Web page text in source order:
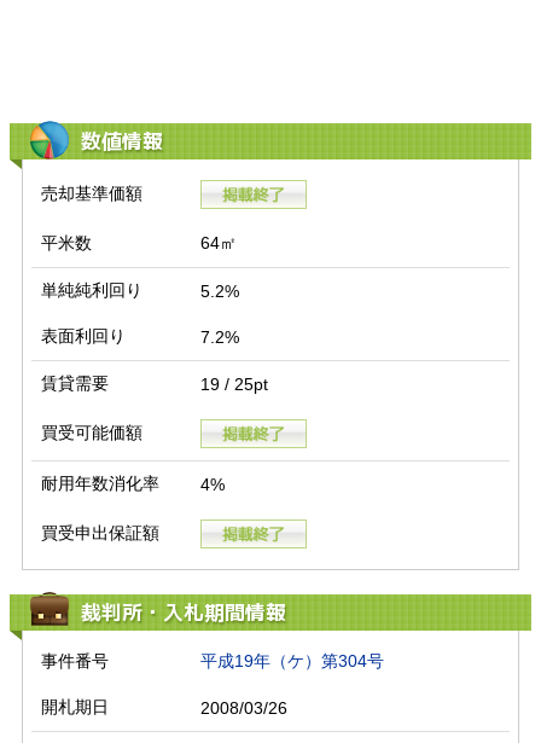
数値情報
売却基準価額
平米数 64㎡
単純純利回り 5.2%
表面利回り 7.2%
賃貸需要 19 / 25pt
買受可能価額
耐用年数消化率 4%
買受申出保証額
裁判所・入札期間情報
事件番号 平成19年（ケ）第304号
開札期日 2008/03/26